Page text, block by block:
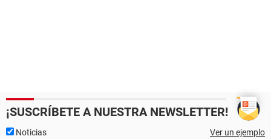
¡SUSCRÍBETE A NUESTRA NEWSLETTER!
Noticias Ver un ejemplo